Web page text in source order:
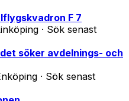
F 7
· Sök senast
söker avdelnings- och
· Sök senast